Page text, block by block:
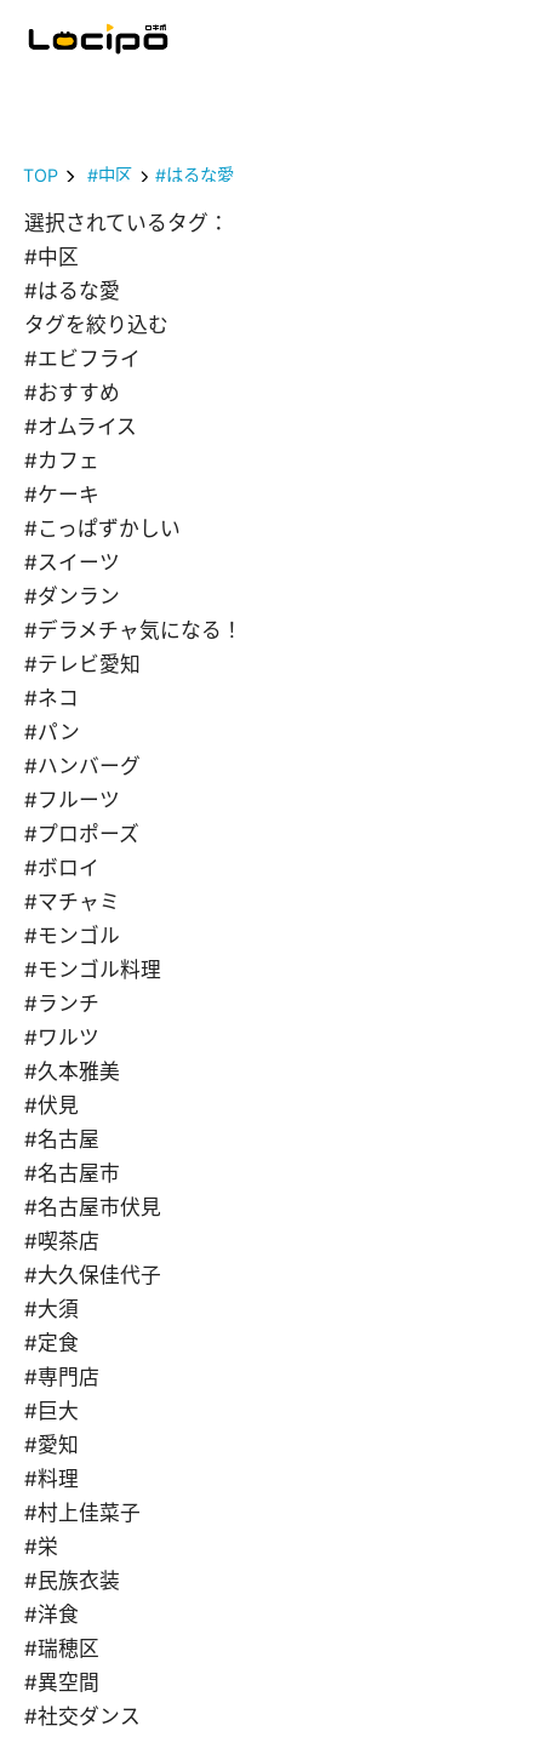
TOP #中区 #はるな愛
選択されているタグ：
#中区
#はるな愛
タグを絞り込む
#エビフライ
#おすすめ
#オムライス
#カフェ
#ケーキ
#こっぱずかしい
#スイーツ
#ダンラン
#デラメチャ気になる！
#テレビ愛知
#ネコ
#パン
#ハンバーグ
#フルーツ
#プロポーズ
#ボロイ
#マチャミ
#モンゴル
#モンゴル料理
#ランチ
#ワルツ
#久本雅美
#伏見
#名古屋
#名古屋市
#名古屋市伏見
#喫茶店
#大久保佳代子
#大須
#定食
#専門店
#巨大
#愛知
#料理
#村上佳菜子
#栄
#民族衣装
#洋食
#瑞穂区
#異空間
#社交ダンス